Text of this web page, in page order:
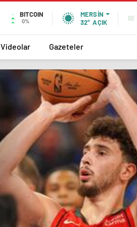
BITCOIN
0%
MERSIN
32° AÇIK
Videolar Gazeteler